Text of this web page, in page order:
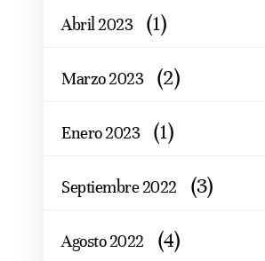
Abril 2023 (1)
Marzo 2023 (2)
Enero 2023 (1)
Septiembre 2022 (3)
Agosto 2022 (4)